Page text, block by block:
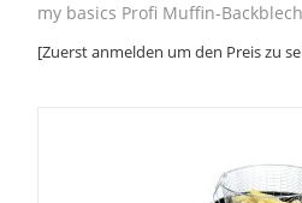
my basics Profi Muffin-
[Zuerst anmelden um den Preis zu